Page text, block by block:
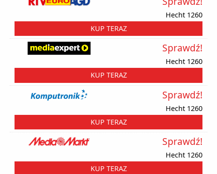
Hecht 1260
KUP TERAZ
Hecht 1260
Sprawdź!
KUP TERAZ
Hecht 1260
Sprawdź!
KUP TERAZ
Hecht 1260
Sprawdź!
KUP TERAZ